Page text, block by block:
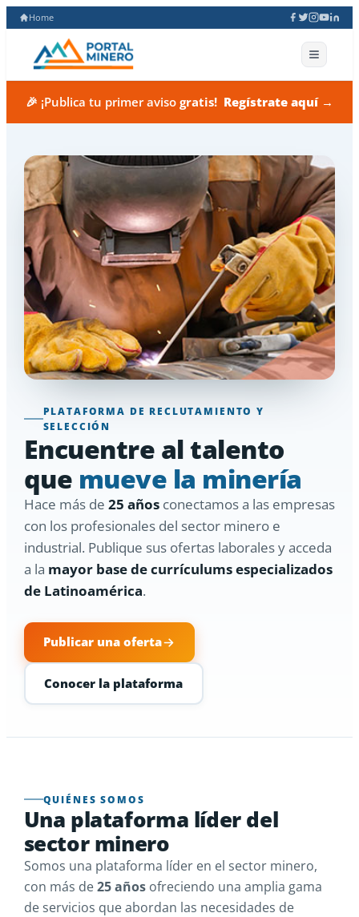
Home
🎉 ¡Publica tu primer aviso gratis! Regístrate aquí →
PLATAFORMA DE RECLUTAMIENTO Y
SELECCIÓN
Encuentre al talento
que mueve la minería
Hace más de 25 añosconectamos a las empresas
con los profesionales del sector minero e
industrial. Publique sus ofertas laborales y acceda
a la mayor base de currículums especializados
de Latinoamérica.
Publicar una oferta
Conocer la plataforma
QUIÉNES SOMOS
Una plataforma líder del
sector minero
Somos una plataforma líder en el sector minero,
con más de25 añosofreciendo una amplia gama
de servicios que abordan las necesidades de